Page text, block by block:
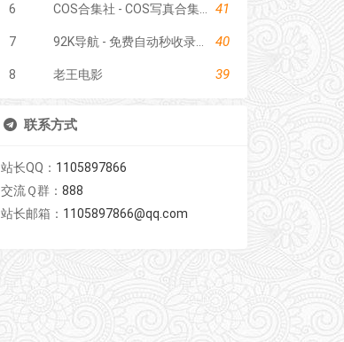
6 41
7 40
8 老王电影 39
联系方式
站长QQ： 1105897866
交流Ｑ群：888
站长邮箱： 1105897866@qq.com